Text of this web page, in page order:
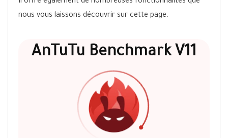
nous vous laissons découvrir sur cette page.
AnTuTu Benchmark V11